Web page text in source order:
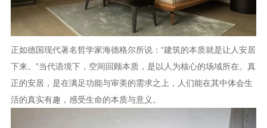
正如德国现代著名哲学家海德格尔所说：“建筑的本质就是让人安居
下来。”当代语境下，空间回顾本质，是以人为核心的场域所在。真
正的安居，是在满足功能与审美的需求之上，人们能在其中体会生
活的真实有趣，感受生命的本质与意义。